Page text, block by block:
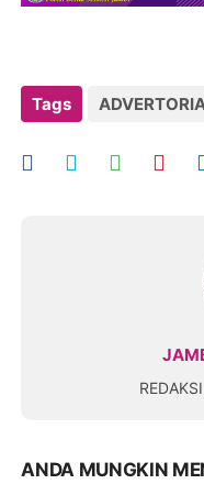
Tags
ANDA MUNGKIN